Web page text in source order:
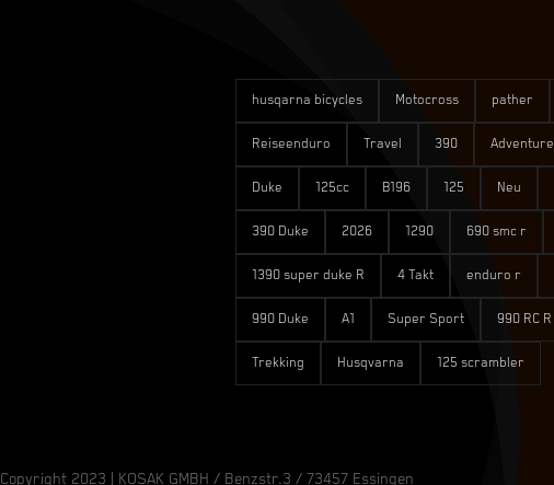
husqarna bicycles Motocross pather
Reiseenduro Travel 390 Adventure
Duke 125cc B196 125 Neu
390 Duke 2026 1290 690 smc r
1390 super duke R 4 Takt enduro r
990 Duke A1 Super Sport 990 RC R
Trekking Husqvarna 125 scrambler
Copyright 2023 | KOSAK GMBH / Benzstr.3 / 73457 Essingen